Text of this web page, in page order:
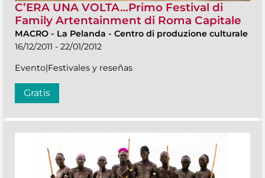
C’ERA UNA VOLTA…Primo Festival di
Family Artentainment di Roma Capitale
MACRO - La Pelanda - Centro di produzione culturale
16/12/2011 - 22/01/2012
Evento|Festivales y reseñas
Gratis